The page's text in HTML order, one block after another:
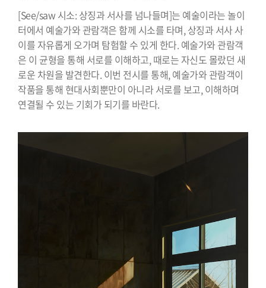
[See/saw 시소: 상징과 서사를 넘나들며]는 예술이라는 놀이
터에서 예술가와 관람객은 함께 시소를 타며, 상징과 서사 사
이를 자유롭게 오가며 탐험할 수 있게 한다. 예술가와 관람객
은 이 균형을 통해 서로를 이해하고, 때로는 자신도 몰랐던 새
로운 차원을 발견한다. 이번 전시를 통해, 예술가와 관람객이
작품을 통해 현대사회뿐만이 아니라 서로를 보고, 이해하며
연결될 수 있는 기회가 되기를 바란다.